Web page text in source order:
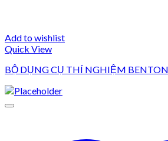
Add to wishlist
Quick View
BỘ DỤNG CỤ THÍ NGHIỆM